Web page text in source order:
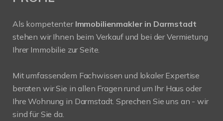
Als kompetenter Immobilienmakler in Darmstadt
stehen wir Ihnen beim Verkauf und bei der Vermietung
Ihrer Immobilie zur Seite.
Mit umfassendem Fachwissen und lokaler Expertise
beraten wir Sie in allen Fragen rund um Ihr Haus oder
Ihre Wohnung in Darmstadt. Sprechen Sie uns an - wir
sind für Sie da.